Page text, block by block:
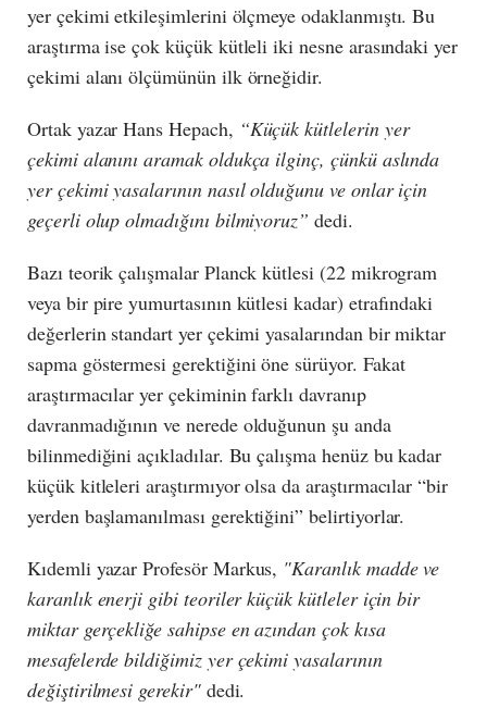
yer çekimi etkileşimlerini ölçmeye odaklanmıştı. Bu
araştırma ise çok küçük kütleli iki nesne arasındaki yer
çekimi alanı ölçümünün ilk örneğidir.
Ortak yazar Hans Hepach, “Küçük kütlelerin yer
çekimi alanını aramak oldukça ilginç, çünkü aslında
yer çekimi yasalarının nasıl olduğunu ve onlar için
geçerli olup olmadığını bilmiyoruz” dedi.
Bazı teorik çalışmalar Planck kütlesi (22 mikrogram
veya bir pire yumurtasının kütlesi kadar) etrafındaki
değerlerin standart yer çekimi yasalarından bir miktar
sapma göstermesi gerektiğini öne sürüyor. Fakat
araştırmacılar yer çekiminin farklı davranıp
davranmadığının ve nerede olduğunun şu anda
bilinmediğini açıkladılar. Bu çalışma henüz bu kadar
küçük kitleleri araştırmıyor olsa da araştırmacılar “bir
yerden başlamanılması gerektiğini” belirtiyorlar.
Kıdemli yazar Profesör Markus, "Karanlık madde ve
karanlık enerji gibi teoriler küçük kütleler için bir
miktar gerçekliğe sahipse en azından çok kısa
mesafelerde bildiğimiz yer çekimi yasalarının
değiştirilmesi gerekir"dedi.